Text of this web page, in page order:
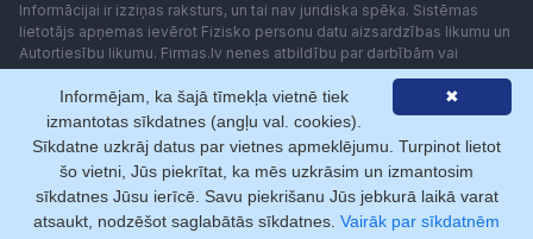
Informācijai ir izziņas raksturs, un tai nav juridiska spēka. Sistēmas
lietotājs apņemas ievērot Fizisko personu datu aizsardzības likumu un
Autortiesību likumu. Firmas.lv nenes atbildību par darbībām vai
lēmumiem, kas balstīti uz saņemto pakalpojumu. Lietotājam aizliegts
izmantot jebkādas automatizētas sistēmas vai iekārtas (robotus)
piekļuvei sistēmai bez rakstiskas saskaņošanas ar Firmas.lv. Galvenā
redaktore: Ingūna Pempere.
Lietošanas noteikumi
Privātuma politika Norēķini ar
✖
Informējam, ka šajā tīmekļa vietnē tiek
izmantotas sīkdatnes (angļu val. cookies).
Sīkdatne uzkrāj datus par vietnes apmeklējumu. Turpinot lietot
šo vietni, Jūs piekrītat, ka mēs uzkrāsim un izmantosim
sīkdatnes Jūsu ierīcē. Savu piekrišanu Jūs jebkurā laikā varat
atsaukt, nodzēšot saglabātās sīkdatnes. Vairāk par sīkdatnēm